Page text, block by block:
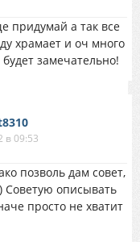
придумай а так все
храмает и оч много
замечательно!
в 09:53
позволь дам совет,
Советую описывать
просто не хватит